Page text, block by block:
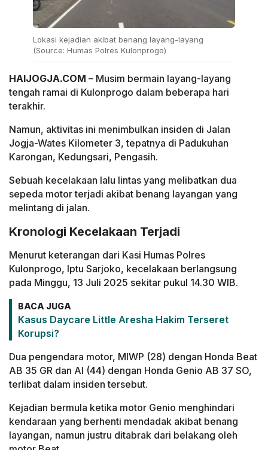
Lokasi kejadian akibat benang layang-layang
(Source: Humas Polres Kulonprogo)
HAIJOGJA.COM – Musim bermain layang-layang
tengah ramai di Kulonprogo dalam beberapa hari
terakhir.
Namun, aktivitas ini menimbulkan insiden di Jalan
Jogja-Wates Kilometer 3, tepatnya di Padukuhan
Karongan, Kedungsari, Pengasih.
Sebuah kecelakaan lalu lintas yang melibatkan dua
sepeda motor terjadi akibat benang layangan yang
melintang di jalan.
Kronologi Kecelakaan Terjadi
Menurut keterangan dari Kasi Humas Polres
Kulonprogo, Iptu Sarjoko, kecelakaan berlangsung
pada Minggu, 13 Juli 2025 sekitar pukul 14.30 WIB.
BACA JUGA
Kasus Daycare Little Aresha Hakim Terseret
Korupsi?
Dua pengendara motor, MIWP (28) dengan Honda Beat
AB 35 GR dan AI (44) dengan Honda Genio AB 37 SO,
terlibat dalam insiden tersebut.
Kejadian bermula ketika motor Genio menghindari
kendaraan yang berhenti mendadak akibat benang
layangan, namun justru ditabrak dari belakang oleh